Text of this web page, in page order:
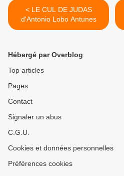
< LE CUL DE JUDAS
d'Antonio Lobo Antunes
Hébergé par Overblog
Top articles
Pages
Contact
Signaler un abus
C.G.U.
Cookies et données personnelles
Préférences cookies